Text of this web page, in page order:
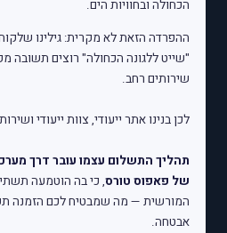
הכחולה ובחוויות הים.
ההפרדה הזאת לא מקרית: גילינו
"שייט ללגונה הכחולה" רוצים תשובה
שירותים רחב.
לכן בנינו אתר ייעודי, צוות ייעודי
תהליך התשלום עצמו עובר דרך
של פאפוס טורס, כי בה הוטמעה
המורשית — מה שמבטיח לכם הזמנה
אבטחה.